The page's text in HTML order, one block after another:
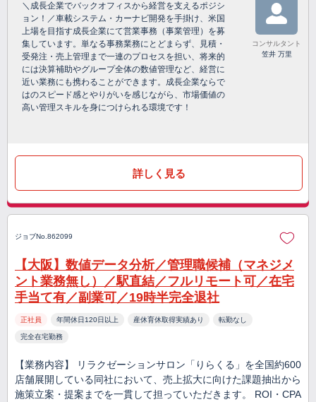
＼成長企業でバックオフィスから経営を支えるポジシ
ョン！／車載システム・カーナビ開発を手掛け、米国
上場を目指す成長企業にて営業事務（事業管理）を募
集しています。単なる事務業務にとどまらず、見積・
受発注・売上管理まで一連のプロセスを担い、将来的
には決算補助やグループ全体の数値管理など、経営に
近い業務にも携わることができます。成長企業ならで
はのスピード感とやりがいを感じながら、市場価値の
高い管理スキルを身につけられる環境です！
コンサルタント
笠井 万里
詳しく見る
ジョブNo.862099
【大阪】数値データ分析／管理職候補（マネジメ
ント業務無し）／駅直結／フルリモート可／在宅
手当て有／副業可／19時半完全退社
正社員 年間休日120日以上 産休育休取得実績あり 転勤なし
完全在宅勤務
【業務内容】 リラクゼーションサロン「りらくる」を全国約600
店舗展開している同社において、売上拡大に向けた課題抽出から
施策立案・提案までを一貫して担っていただきます。 ROI・CPA